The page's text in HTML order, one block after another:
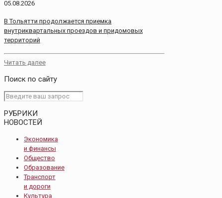
05.08.2026
В Тольятти продолжается приемка
внутриквартальных проездов и придомовых
территорий
Читать далее
Поиск по сайту
РУБРИКИ
НОВОСТЕЙ
Экономика
и финансы
Общество
Образование
Транспорт
и дороги
Культура